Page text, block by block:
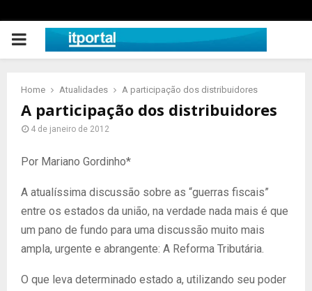
PRIMARY
Home Atualidades A participação dos distribuidores
A participação dos distribuidores
4 de janeiro de 2012
Por Mariano Gordinho*
A atualíssima discussão sobre as “guerras fiscais”
entre os estados da união, na verdade nada mais é que
um pano de fundo para uma discussão muito mais
ampla, urgente e abrangente: A Reforma Tributária.
O que leva determinado estado a, utilizando seu poder